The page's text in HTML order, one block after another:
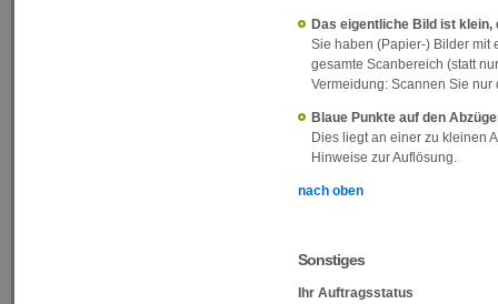
Das eigentliche Bild ist
Sie haben (Papier-) Bilder mit
gesamte Scanbereich (statt
Vermeidung: Scannen Sie
Blaue Punkte auf den
Dies liegt an einer zu kleinen
Hinweise zur Auflösung.
nach oben
Sonstiges
Ihr Auftragsstatus